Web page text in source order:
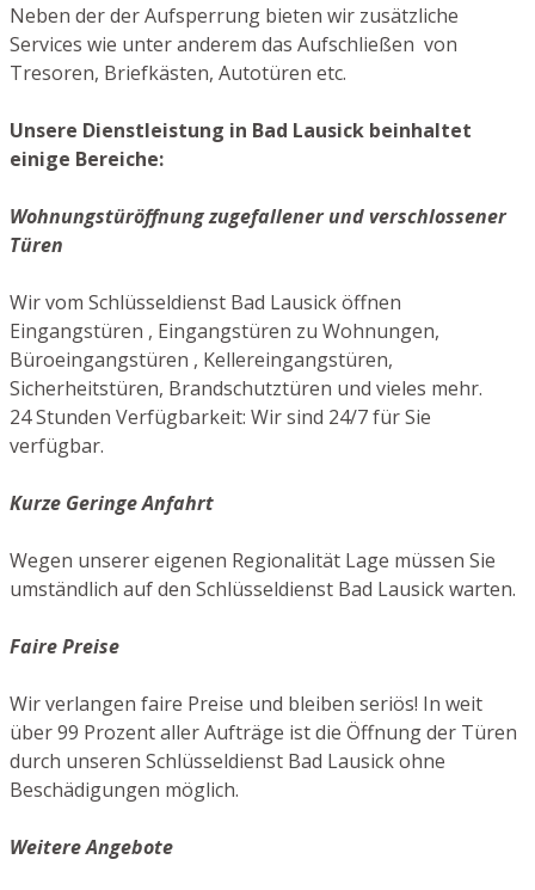
Neben der der Aufsperrung bieten wir zusätzliche
Services wie unter anderem das Aufschließen von
Tresoren, Briefkästen, Autotüren etc.
Unsere Dienstleistung in Bad Lausick beinhaltet
einige Bereiche:
Wohnungstüröffnung zugefallener und verschlossener
Türen
Wir vom Schlüsseldienst Bad Lausick öffnen
Eingangstüren , Eingangstüren zu Wohnungen,
Büroeingangstüren , Kellereingangstüren,
Sicherheitstüren, Brandschutztüren und vieles mehr.
24 Stunden Verfügbarkeit: Wir sind 24/7 für Sie
verfügbar.
Kurze Geringe Anfahrt
Wegen unserer eigenen Regionalität Lage müssen Sie
umständlich auf den Schlüsseldienst Bad Lausick warten.
Faire Preise
Wir verlangen faire Preise und bleiben seriös! In weit
über 99 Prozent aller Aufträge ist die Öffnung der Türen
durch unseren Schlüsseldienst Bad Lausick ohne
Beschädigungen möglich.
Weitere Angebote